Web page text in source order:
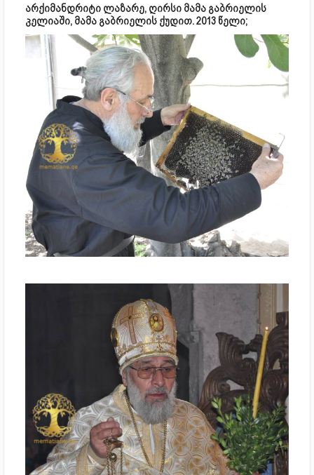
არქიმანდრიტი ლაზარე, ღირსი მამა გაბრიელის
კელიაში, მამა გაბრიელის ქუდით. 2013 წელი;